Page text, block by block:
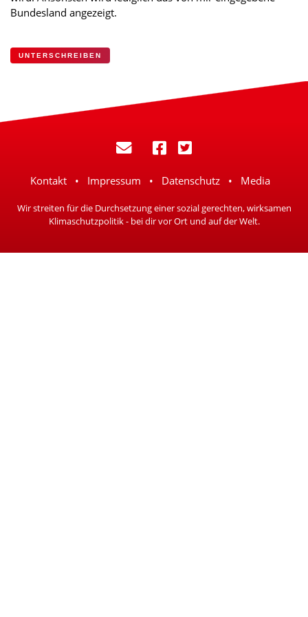
Bundesland angezeigt.
UNTERSCHREIBEN
Kontakt Impressum Datenschutz Media
Wir streiten für die Durchsetzung einer sozial gerechten, wirksamen
Klimaschutzpolitik - bei dir vor Ort und auf der Welt.